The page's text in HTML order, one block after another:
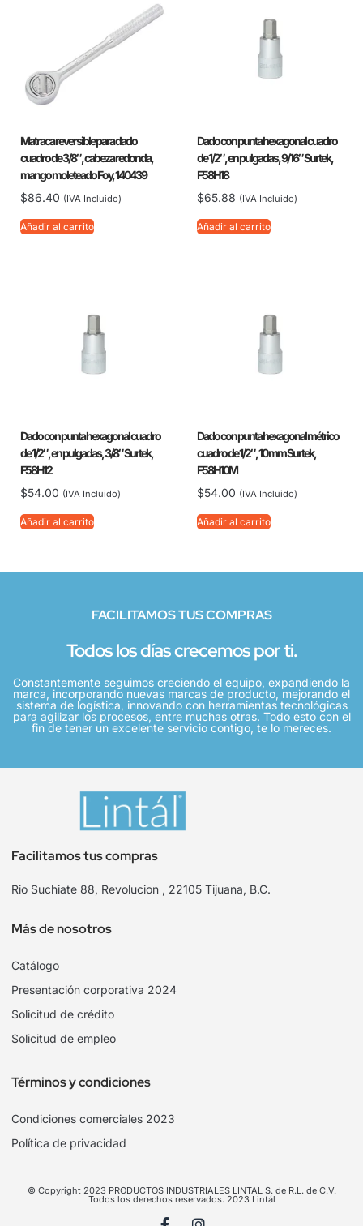
Matraca reversible para dado
cuadro de 3/8″, cabeza redonda,
mango moleteado Foy, 140439
$86.40 (IVA Incluido)
Añadir al carrito
Dado con punta hexagonal cuadro
de 1/2″, en pulgadas, 9/16″ Surtek,
F58H18
$65.88 (IVA Incluido)
Añadir al carrito
Dado con punta hexagonal cuadro
de 1/2″, en pulgadas, 3/8″ Surtek,
F58H12
$54.00 (IVA Incluido)
Añadir al carrito
Dado con punta hexagonal métrico
cuadro de 1/2″, 10 mm Surtek,
F58H10M
$54.00 (IVA Incluido)
Añadir al carrito
FACILITAMOS TUS COMPRAS
Todos los días crecemos por ti.
Constantemente seguimos creciendo el equipo, expandiendo la
marca, incorporando nuevas marcas de producto, mejorando el
sistema de logística, innovando con herramientas tecnológicas
para agilizar los procesos, entre muchas otras. Todo esto con el
fin de tener un excelente servicio contigo, te lo mereces.
Facilitamos tus compras
Rio Suchiate 88, Revolucion , 22105 Tijuana, B.C.
Más de nosotros
Catálogo
Presentación corporativa 2024
Solicitud de crédito
Solicitud de empleo
Términos y condiciones
Condiciones comerciales 2023
Política de privacidad
© Copyright 2023 PRODUCTOS INDUSTRIALES LINTAL S. de R.L. de C.V.
Todos los derechos reservados. 2023 Lintál